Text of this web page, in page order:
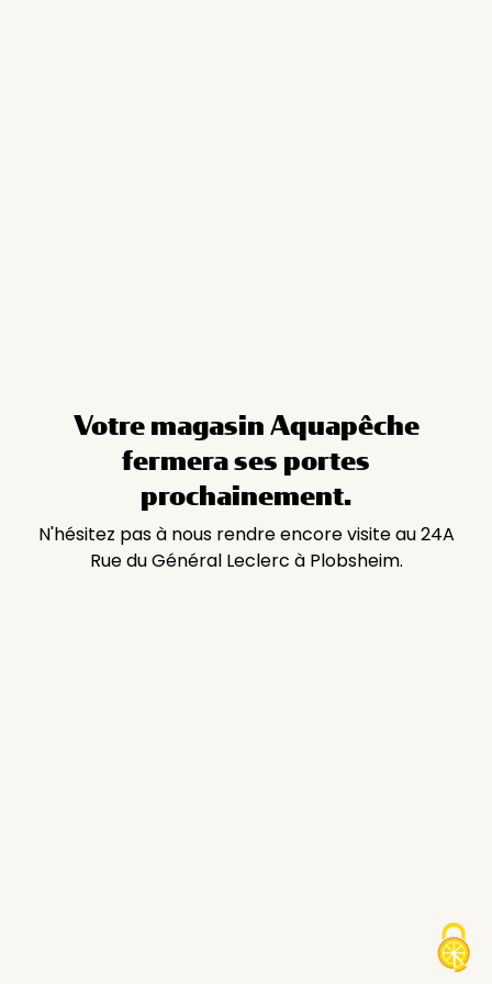
Votre magasin Aquapêche
fermera ses portes
prochainement.
N'hésitez pas à nous rendre encore visite au 24A
Rue du Général Leclerc à Plobsheim.